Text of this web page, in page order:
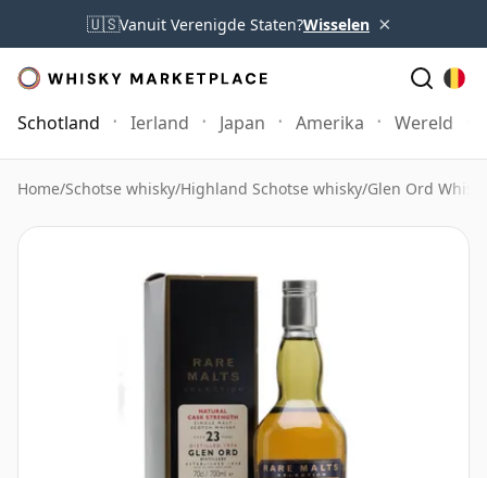
🇺🇸Vanuit Verenigde Staten?Wisselen ×
Schotland Ierland Japan Amerika Wereld
Home/Schotse whisky/Highland Schotse whisky/Glen Ord